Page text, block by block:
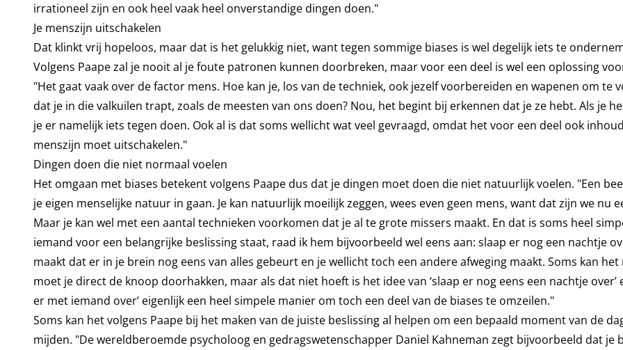
irrationeel zijn en ook heel vaak heel onverstandige dingen doen."
Je menszijn uitschakelen
Dat klinkt vrij hopeloos, maar dat is het gelukkig niet, want tegen sommige biases is wel degelijk iets te
Volgens Paape zal je nooit al je foute patronen kunnen doorbreken, maar voor een deel is wel een oplossing
"Het gaat vaak over de factor mens. Hoe kan je, los van de techniek, ook jezelf voorbereiden en wapenen om te
dat je in die valkuilen trapt, zoals de meesten van ons doen? Nou, het begint bij erkennen dat je ze hebt. Als je
je er namelijk iets tegen doen. Ook al is dat soms wellicht wat veel gevraagd, omdat het voor een deel ook
menszijn moet uitschakelen."
Dingen doen die niet normaal voelen
Het omgaan met biases betekent volgens Paape dus dat je dingen moet doen die niet natuurlijk voelen. "Een
je eigen menselijke natuur in gaan. Je kan natuurlijk moeilijk zeggen, wees even geen mens, want dat zijn we nu
Maar je kan wel met een aantal technieken voorkomen dat je al te grote missers maakt. En dat is soms heel
iemand voor een belangrijke beslissing staat, raad ik hem bijvoorbeeld wel eens aan: slaap er nog een nachtje
maakt dat er in je brein nog eens van alles gebeurt en je wellicht toch een andere afweging maakt. Soms kan het
moet je direct de knoop doorhakken, maar als dat niet hoeft is het idee van ‘slaap er nog eens een nachtje over’
er met iemand over’ eigenlijk een heel simpele manier om toch een deel van de biases te omzeilen."
Soms kan het volgens Paape bij het maken van de juiste beslissing al helpen om een bepaald moment van de
mijden. "De wereldberoemde psycholoog en gedragswetenschapper Daniel Kahneman zegt bijvoorbeeld dat je